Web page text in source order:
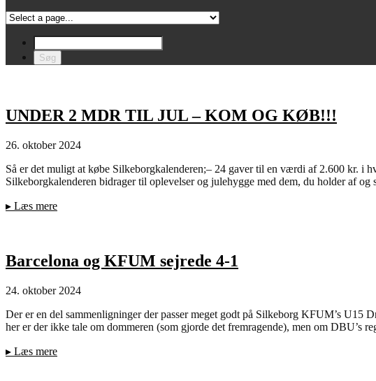
UNDER 2 MDR TIL JUL – KOM OG KØB!!!
26. oktober 2024
Så er det muligt at købe Silkeborgkalenderen;– 24 gaver til en værdi af 2.600 kr. i
Silkeborgkalenderen bidrager til oplevelser og julehygge med dem, du holder af
▸ Læs mere
Barcelona og KFUM sejrede 4-1
24. oktober 2024
Der er en del sammenligninger der passer meget godt på Silkeborg KFUM’s U15
her er der ikke tale om dommeren (som gjorde det fremragende), men om DBU’s
▸ Læs mere